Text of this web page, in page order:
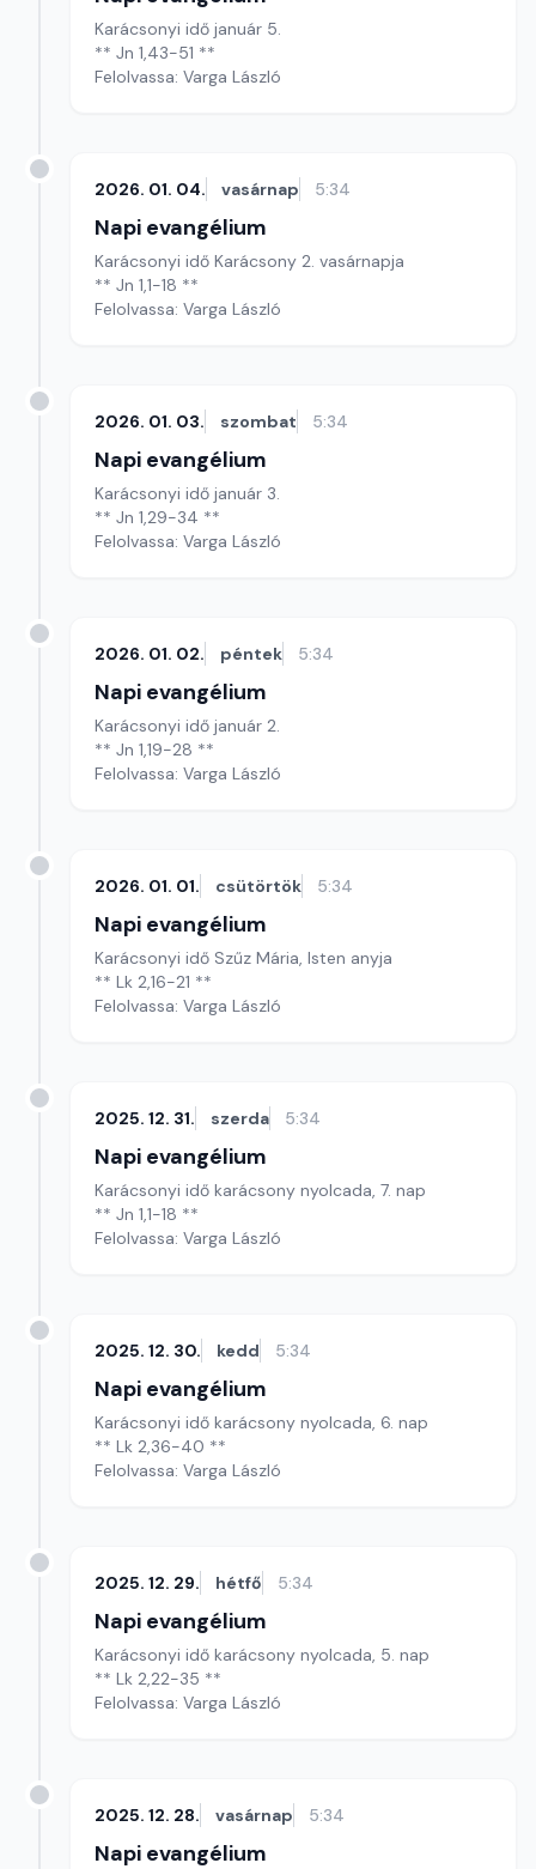
Karácsonyi idő január 5.
** Jn 1,43-51 **
Felolvassa: Varga László
2026. 01. 04. vasárnap 5:34
Napi evangélium
Karácsonyi idő Karácsony 2. vasárnapja
** Jn 1,1-18 **
Felolvassa: Varga László
2026. 01. 03. szombat 5:34
Napi evangélium
Karácsonyi idő január 3.
** Jn 1,29-34 **
Felolvassa: Varga László
2026. 01. 02. péntek 5:34
Napi evangélium
Karácsonyi idő január 2.
** Jn 1,19-28 **
Felolvassa: Varga László
2026. 01. 01. csütörtök 5:34
Napi evangélium
Karácsonyi idő Szűz Mária, Isten anyja
** Lk 2,16-21 **
Felolvassa: Varga László
2025. 12. 31. szerda 5:34
Napi evangélium
Karácsonyi idő karácsony nyolcada, 7. nap
** Jn 1,1-18 **
Felolvassa: Varga László
2025. 12. 30. kedd 5:34
Napi evangélium
Karácsonyi idő karácsony nyolcada, 6. nap
** Lk 2,36-40 **
Felolvassa: Varga László
2025. 12. 29. hétfő 5:34
Napi evangélium
Karácsonyi idő karácsony nyolcada, 5. nap
** Lk 2,22-35 **
Felolvassa: Varga László
2025. 12. 28. vasárnap 5:34
Napi evangélium